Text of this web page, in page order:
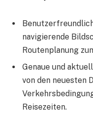
navigierende
Routenplanung
Genaue und
von den neuesten
Reisezeiten.